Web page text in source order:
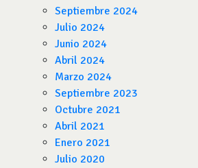
Septiembre 2024
Julio 2024
Junio 2024
Abril 2024
Marzo 2024
Septiembre 2023
Octubre 2021
Abril 2021
Enero 2021
Julio 2020